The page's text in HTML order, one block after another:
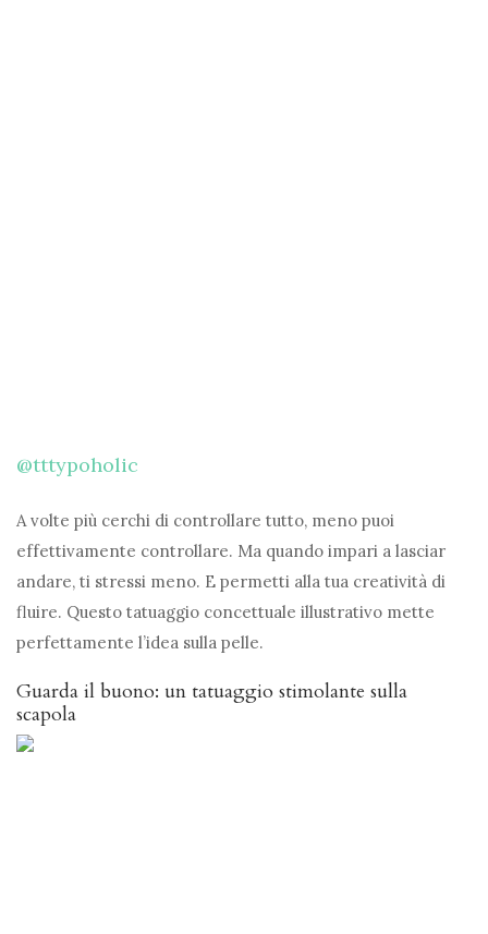
@tttypoholic
A volte più cerchi di controllare tutto, meno puoi
effettivamente controllare. Ma quando impari a lasciar
andare, ti stressi meno. E permetti alla tua creatività di
fluire. Questo tatuaggio concettuale illustrativo mette
perfettamente l’idea sulla pelle.
Guarda il buono: un tatuaggio stimolante sulla
scapola